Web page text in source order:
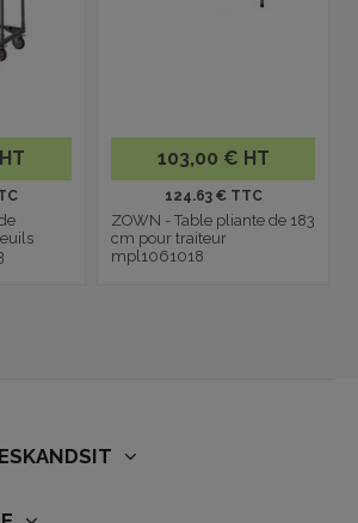
103,00 € HT
124.63 € TTC
ZOWN - Table pliante de 183
cm pour traiteur
mpl1061018